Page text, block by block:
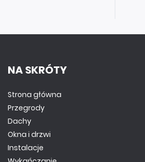
NA SKRÓTY
Strona główna
Przegrody
Dachy
Okna i drzwi
Instalacje